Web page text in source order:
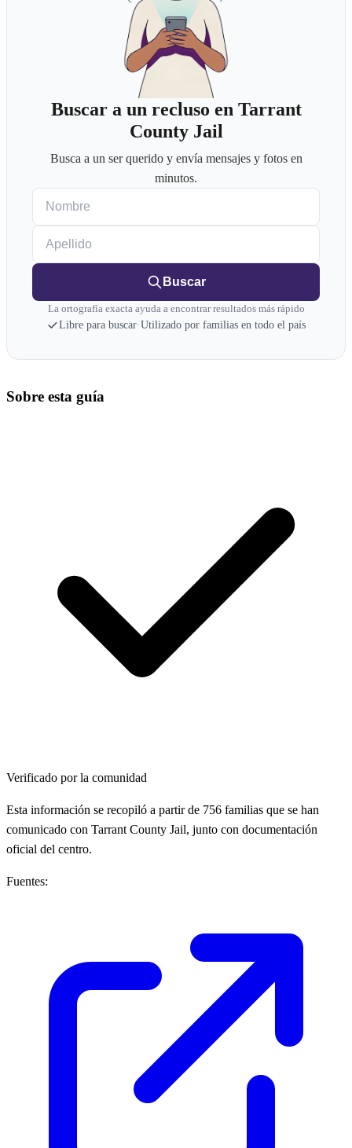
Buscar a un recluso en Tarrant
County Jail
Busca a un ser querido y envía mensajes y fotos en
minutos.
Buscar
La ortografía exacta ayuda a encontrar resultados más rápido
Libre para buscar·Utilizado por familias en todo el país
Sobre esta guía
Verificado por la comunidad
Esta información se recopiló a partir de 756 familias que se han
comunicado con Tarrant County Jail, junto con documentación
oficial del centro.
Fuentes: